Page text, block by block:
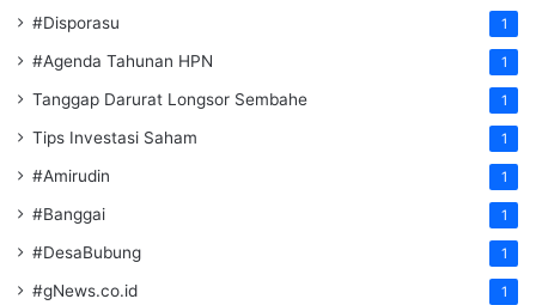
#Disporasu 1
#Agenda Tahunan HPN 1
Tanggap Darurat Longsor Sembahe 1
Tips Investasi Saham 1
#Amirudin 1
#Banggai 1
#DesaBubung 1
#gNews.co.id 1